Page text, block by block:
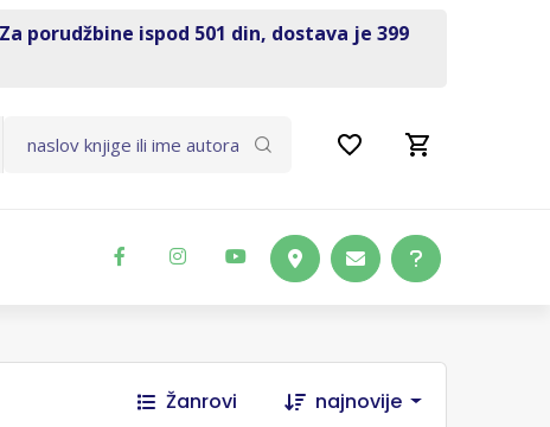
porudžbine ispod 501 din, dostava je 399
Žanrovi najnovije